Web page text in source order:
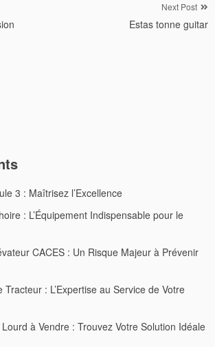
Next Post
Estas tonne guitar
3 : Maîtrisez l’Excellence
: L’Équipement Indispensable pour le
CACES : Un Risque Majeur à Prévenir
: L’Expertise au Service de Votre
à Vendre : Trouvez Votre Solution Idéale